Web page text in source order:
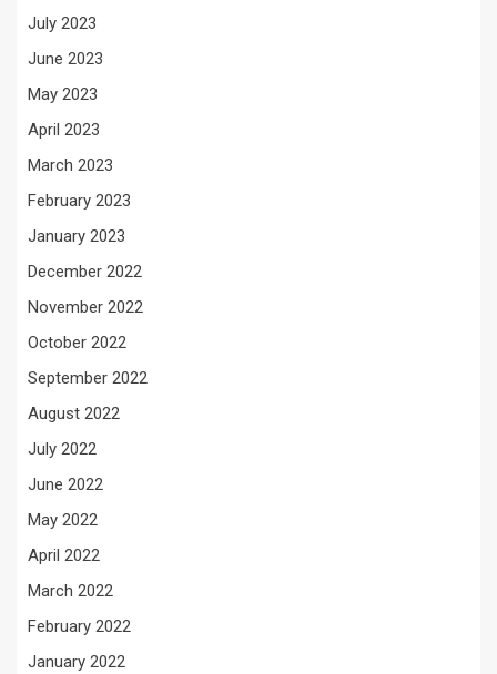
July 2023
June 2023
May 2023
April 2023
March 2023
February 2023
January 2023
December 2022
November 2022
October 2022
September 2022
August 2022
July 2022
June 2022
May 2022
April 2022
March 2022
February 2022
January 2022